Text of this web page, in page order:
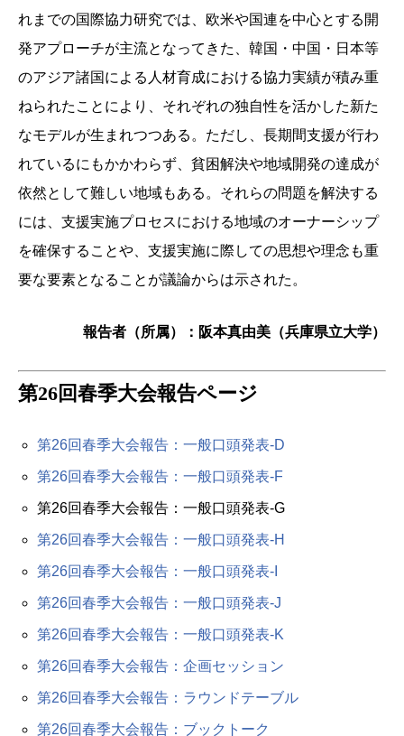
れまでの国際協力研究では、欧米や国連を中心とする開
発アプローチが主流となってきた、韓国・中国・日本等
のアジア諸国による人材育成における協力実績が積み重
ねられたことにより、それぞれの独自性を活かした新た
なモデルが生まれつつある。ただし、長期間支援が行わ
れているにもかかわらず、貧困解決や地域開発の達成が
依然として難しい地域もある。それらの問題を解決する
には、支援実施プロセスにおける地域のオーナーシップ
を確保することや、支援実施に際しての思想や理念も重
要な要素となることが議論からは示された。
報告者（所属）：阪本真由美（兵庫県立大学）
第26回春季大会報告ページ
第26回春季大会報告：一般口頭発表-D
第26回春季大会報告：一般口頭発表-F
第26回春季大会報告：一般口頭発表-G
第26回春季大会報告：一般口頭発表-H
第26回春季大会報告：一般口頭発表-I
第26回春季大会報告：一般口頭発表-J
第26回春季大会報告：一般口頭発表-K
第26回春季大会報告：企画セッション
第26回春季大会報告：ラウンドテーブル
第26回春季大会報告：ブックトーク